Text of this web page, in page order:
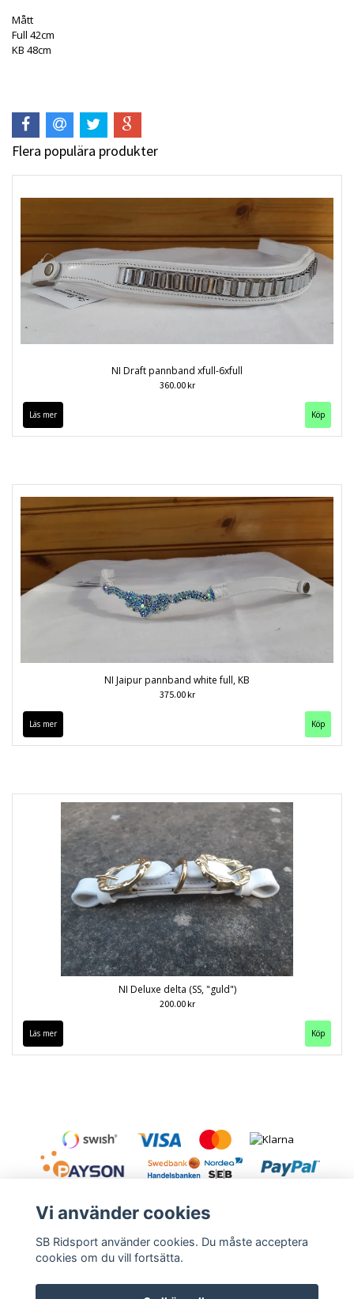
Mått
Full 42cm
KB 48cm
Flera populära produkter
NI Draft pannband xfull-6xfull
360.00 kr
Läs mer Köp
NI Jaipur pannband white full, KB
375.00 kr
Läs mer Köp
NI Deluxe delta (SS, "guld")
200.00 kr
Läs mer Köp
Vi använder cookies
SB Ridsport använder cookies. Du måste acceptera
cookies om du vill fortsätta.